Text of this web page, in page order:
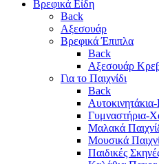
Βρεφικά Είδη
Back
Αξεσουάρ
Βρεφικά Έπιπλα
Back
Αξεσουάρ
Για το Παιχνίδι
Back
Γυμναστήρια-
Μαλακά
Μουσικά
Παιδικές